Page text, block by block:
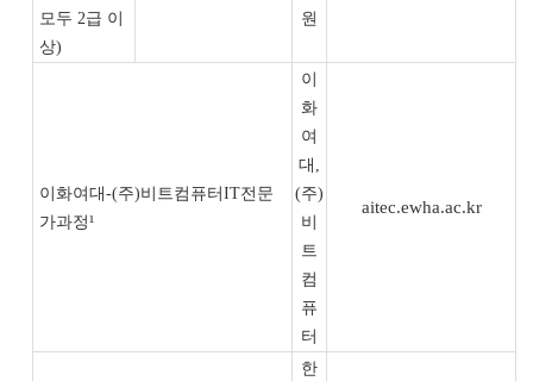
모두 2급 이
상)
원
이화여대-(주)비트컴퓨터IT전문
가과정¹
이
화
여
대,
(주)
비
트
컴
퓨
터
aitec.ewha.ac.kr
한